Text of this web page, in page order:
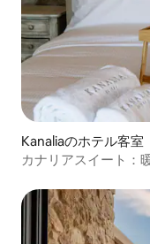
Kanaliaのホテル客室
カナリアスイート：